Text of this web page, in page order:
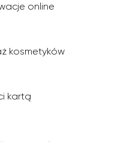
online
kosmetyków
kartą